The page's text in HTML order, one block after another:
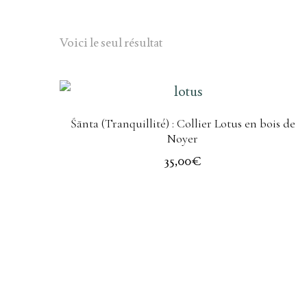
Voici le seul résultat
Śānta (Tranquillité) : Collier Lotus en bois de
Noyer
35,00€